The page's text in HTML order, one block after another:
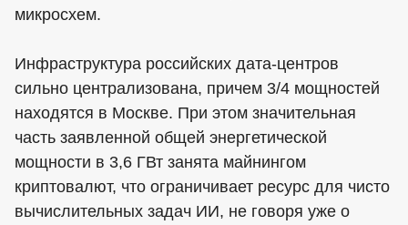
микросхем.
Инфраструктура российских дата-центров
сильно централизована, причем 3/4 мощностей
находятся в Москве. При этом значительная
часть заявленной общей энергетической
мощности в 3,6 ГВт занята майнингом
криптовалют, что ограничивает ресурс для чисто
вычислительных задач ИИ, не говоря уже о